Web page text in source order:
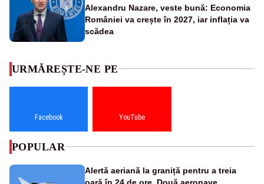
Alexandru Nazare, veste bună: Economia
României va crește în 2027, iar inflația va
scădea
URMĂREȘTE-NE PE
Facebook YouTube
POPULAR
Alertă aeriană la graniță pentru a treia
oară în 24 de ore. Două aeronave